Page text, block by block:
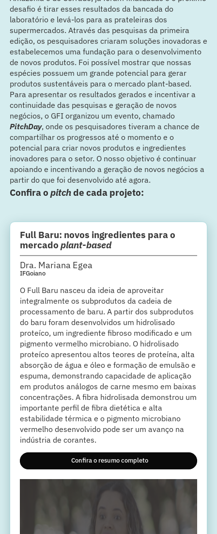
desafio é tirar esses resultados da bancada do
laboratório e levá-los para as prateleiras dos
supermercados. Através das pesquisas da primeira
edição, os pesquisadores criaram soluções inovadoras e
estabelecemos uma fundação para o desenvolvimento
de novos produtos. Foi possível mostrar que nossas
espécies possuem um grande potencial para gerar
produtos sustentáveis para o mercado plant-based.
Para apresentar os resultados gerados e incentivar a
continuidade das pesquisas e geração de novos
negócios, o GFI organizou um evento, chamado
PitchDay, onde os pesquisadores tiveram a chance de
compartilhar os progressos até o momento e o
potencial para criar novos produtos e ingredientes
inovadores para o setor. O nosso objetivo é continuar
apoiando e incentivando a geração de novos negócios a
partir do que foi desenvolvido até agora.
Confira o pitchde cada projeto:
Full Baru: novos ingredientes para o
mercado plant-based
Dra. Mariana Egea
IFGoiano
O Full Baru nasceu da ideia de aproveitar
integralmente os subprodutos da cadeia de
processamento de baru. A partir dos subprodutos
do baru foram desenvolvidos um hidrolisado
proteíco, um ingrediente fibroso modificado e um
pigmento vermelho microbiano. O hidrolisado
proteíco apresentou altos teores de proteína, alta
absorção de água e óleo e formação de emulsão e
espuma, demonstrando capacidade de aplicação
em produtos análogos de carne mesmo em baixas
concentrações. A fibra hidrolisada demonstrou um
importante perfil de fibra dietética e alta
estabilidade térmica e o pigmento microbiano
vermelho desenvolvido pode ser um avanço na
indústria de corantes.
Confira o resumo completo